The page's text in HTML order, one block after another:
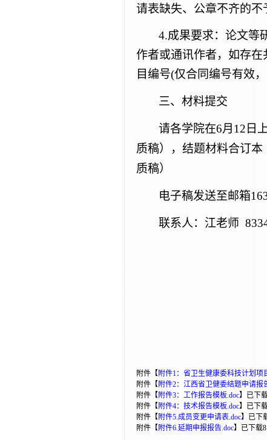
请表缺失、公章不齐的不
4.成果要求： 论文等
作者或通讯作者，如存
目编号(仅合同编号有效
三、材料提交
请各学院在6月 12 日
质稿），结题材料合订本
质稿）
电子稿发送至邮箱
联系人：江老师
附件【附件1：省卫生健康委科技计划项
附件【附件2：江西省卫健委结题申请报
附件【附件3：工作报告模板.doc】 已下
附件【附件4：技术报告模板.doc】 已下
附件【附件5.成员变更申请表.doc】 已下
附件【附件6.延期申报报告.doc】 已下载